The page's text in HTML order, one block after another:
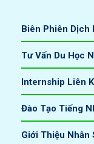
Biên Phiên Dịch
Tư Vấn Du Học
Internship Liên
Đào Tạo Tiếng
Giới Thiệu Nhân